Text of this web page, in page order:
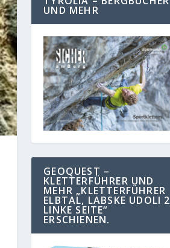
UND MEHR
GEOQUEST –
KLETTERFÜHRER UND
MEHR „KLETTERFÜHRER
ELBTAL, LABSKE UDOLI 2
LINKE SEITE“
ERSCHIENEN.